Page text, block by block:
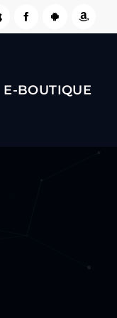
SITE ! ????
E-BOUTIQUE